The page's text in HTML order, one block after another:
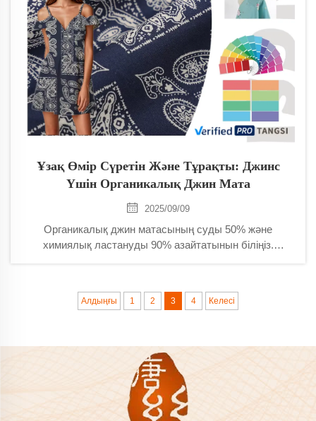
Ұзақ Өмір Сүретін Және Тұрақты: Джинс
Үшін Органикалық Джин Мата
2025/09/09
Органикалық джин матасының суды 50% және
химиялық ластануды 90% азайтатынын біліңіз.
Көбірек оқыңыз.
Алдыңғы 1 2 3 4 Келесі